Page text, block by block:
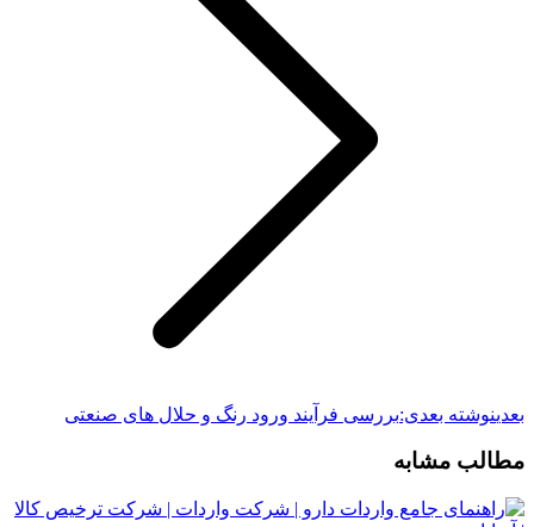
بعدینوشته بعدی:بررسی فرآیند ورود رنگ و حلال های صنعتی
مطالب مشابه